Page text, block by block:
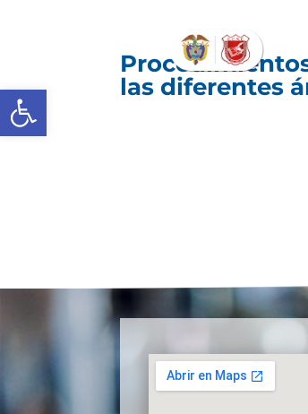
Abrir barra de herramientas
las diferentes